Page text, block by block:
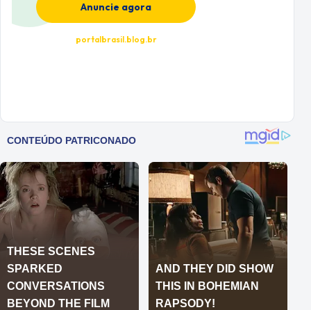
Anuncie agora
portalbrasil.blog.br